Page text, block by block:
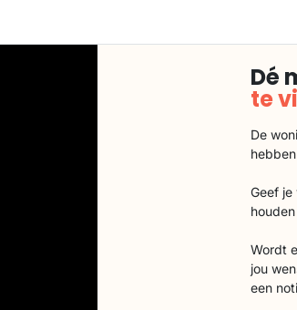
Dé
te
De
Geef
Wordt
jou
een